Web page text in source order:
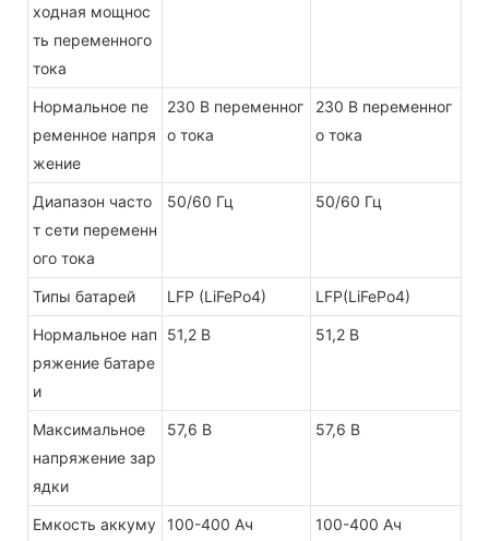
ходная мощнос
ть переменного
тока
Нормальное пе
ременное напря
жение
230 В переменног
о тока
230 В переменног
о тока
Диапазон часто
т сети переменн
ого тока
50/60 Гц 50/60 Гц
Типы батарей LFP (LiFePo4) LFP(LiFePo4)
Нормальное нап
ряжение батаре
и
51,2 В 51,2 В
Максимальное
напряжение зар
ядки
57,6 В 57,6 В
Емкость аккуму
100-400 Ач 100-400 Ач